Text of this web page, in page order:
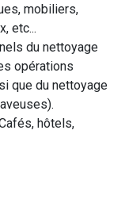
mobiliers,
etc...
du nettoyage
opérations
que du nettoyage
hôtels,